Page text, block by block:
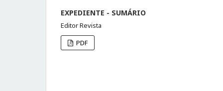
EXPEDIENTE - SUMÁRIO
Editor Revista
PDF